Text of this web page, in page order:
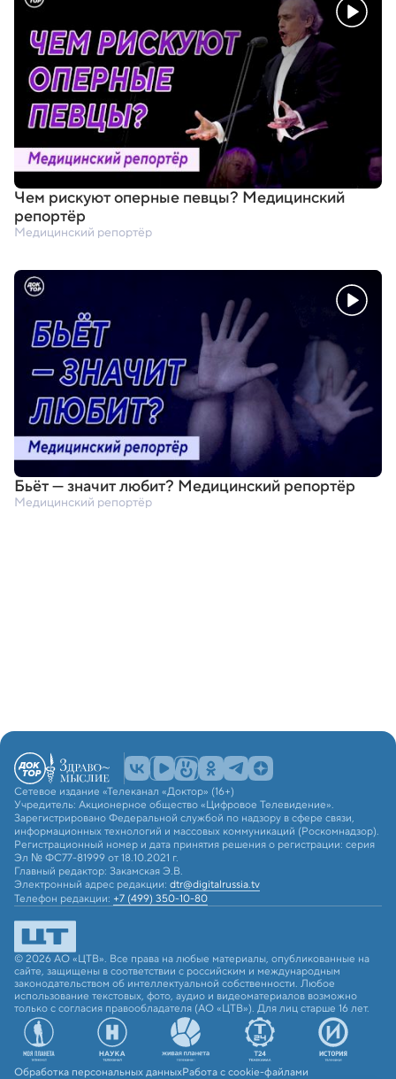
Чем рискуют оперные певцы? Медицинский
репортёр
Медицинский репортёр
Бьёт — значит любит? Медицинский репортёр
Медицинский репортёр
Сетевое издание «Телеканал «Доктор» (16+)
Учредитель: Акционерное общество «Цифровое Телевидение».
Зарегистрировано Федеральной службой по надзору в сфере связи,
информационных технологий и массовых коммуникаций (Роскомнадзор).
Регистрационный номер и дата принятия решения о регистрации: серия
Эл № ФС77-81999 от 18.10.2021 г.
Главный редактор: Закамская Э.В.
Электронный адрес редакции: dtr@digitalrussia.tv
Телефон редакции: +7 (499) 350-10-80
© 2026 АО «ЦТВ». Все права на любые материалы, опубликованные на
сайте, защищены в соответствии с российским и международным
законодательством об интеллектуальной собственности. Любое
использование текстовых, фото, аудио и видеоматериалов возможно
только с согласия правообладателя (АО «ЦТВ»). Для лиц старше 16 лет.
Обработка персональных данныхРабота с cookie-файлами